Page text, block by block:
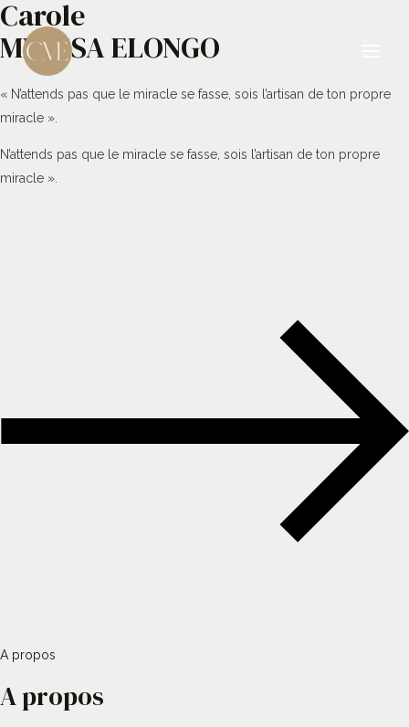
Aller
contenu
Carole
MBESSA ELONGO
« N’attends pas que le miracle se fasse, sois l’artisan de ton propre
miracle ».
N’attends pas que le miracle se fasse, sois l’artisan de ton propre
miracle ».
A propos
A propos